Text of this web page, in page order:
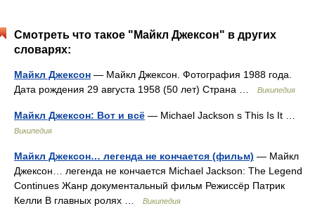
Смотреть что такое "Майкл Джексон" в других
словарях:
Майкл Джексон — Майкл Джексон. Фотография 1988 года.
Дата рождения 29 августа 1958 (50 лет) Страна …
Википедия
Майкл Джексон: Вот и всё — Michael Jackson s This Is It …
Википедия
Майкл Джексон… легенда не кончается (фильм) — Майкл
Джексон… легенда не кончается Michael Jackson: The Legend
Continues Жанр документальный фильм Режиссёр Патрик
Келли В главных ролях …
Википедия